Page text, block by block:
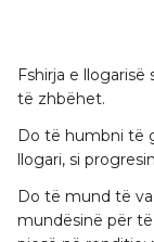
Fshirja e
të zhbëhet.
Do të humbni të
llogari, si
Do të mund të
mundësinë për